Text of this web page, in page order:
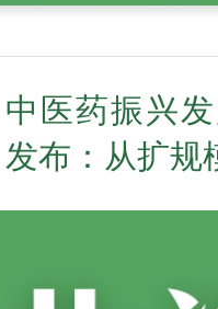
中医药振兴
发布：从扩规